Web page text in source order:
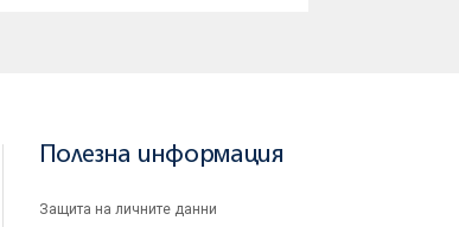
Полезна информация
Защита на личните данни